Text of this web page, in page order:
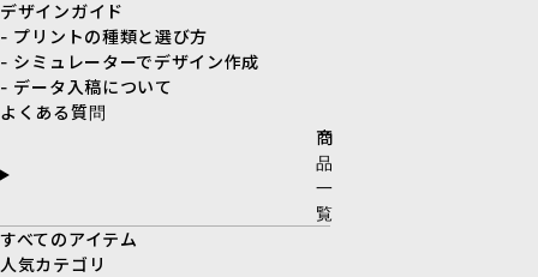
デザインガイド
- プリントの種類と選び方
- シミュレーターでデザイン作成
- データ入稿について
よくある質問
商
品
一
覧
すべてのアイテム
人気カテゴリ